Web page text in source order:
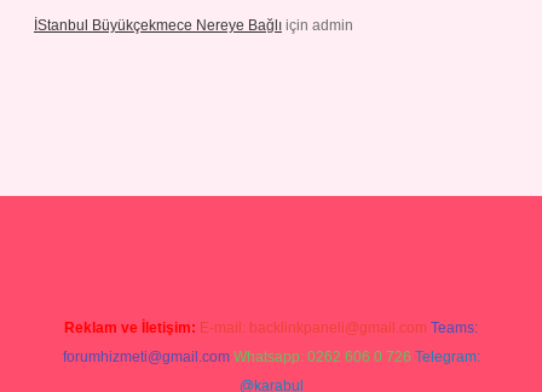
İStanbul Büyükçekmece Nereye Bağlı için admin
Reklam ve İletişim: E-mail: backlinkpaneli@gmail.com Teams:
forumhizmeti@gmail.com Whatsapp: 0262 606 0 726 Telegram:
@karabul